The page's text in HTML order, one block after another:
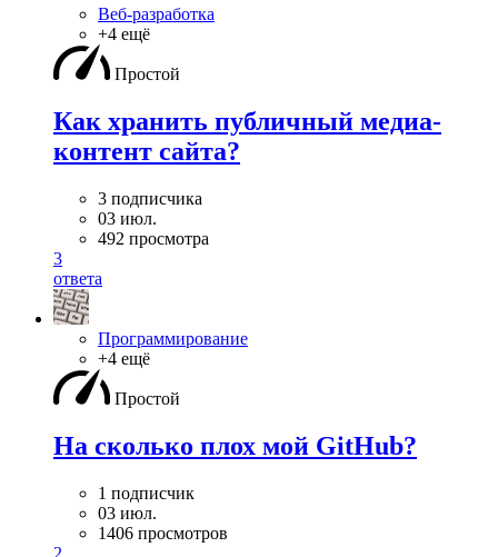
Веб-разработка
+4 ещё
Простой
Как хранить публичный медиа-
контент сайта?
3 подписчика
03 июл.
492 просмотра
3
ответа
Программирование
+4 ещё
Простой
На сколько плох мой GitHub?
1 подписчик
03 июл.
1406 просмотров
2